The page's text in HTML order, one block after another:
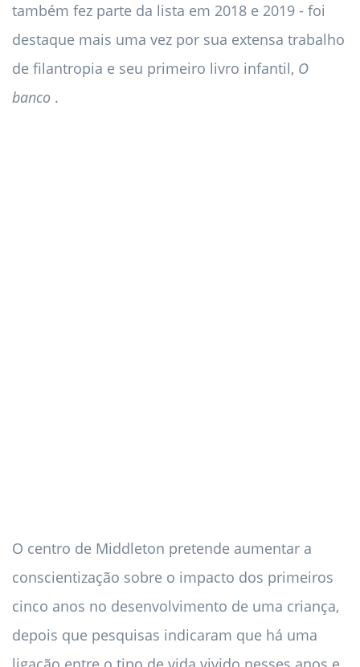
também fez parte da lista em 2018 e 2019 - foi
destaque mais uma vez por sua extensa trabalho
de filantropia e seu primeiro livro infantil, O
banco .
O centro de Middleton pretende aumentar a
conscientização sobre o impacto dos primeiros
cinco anos no desenvolvimento de uma criança,
depois que pesquisas indicaram que há uma